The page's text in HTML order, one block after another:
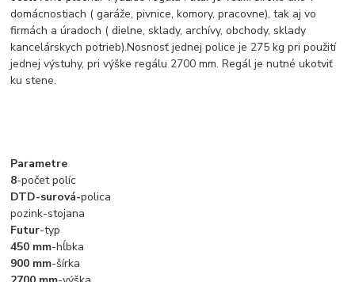
domácnostiach ( garáže, pivnice, komory, pracovne), tak aj vo
firmách a úradoch ( dielne, sklady, archívy, obchody, sklady
kancelárskych potrieb).Nosnosť jednej police je 275 kg pri použití
jednej výstuhy, pri výške regálu 2700 mm. Regál je nutné ukotviť
ku stene.
Parametre
8-počet políc
DTD-surová-polica
pozink-stojana
Futur-typ
450 mm-hĺbka
900 mm-šírka